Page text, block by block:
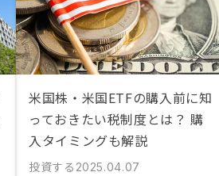
米国株・米国ETFの購入前に知
っておきたい税制度とは？ 購
入タイミングも解説
投資する 2025.04.07